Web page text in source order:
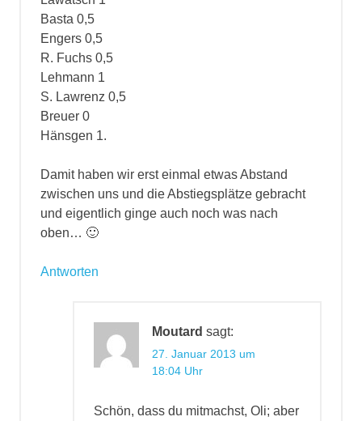
Basta 0,5
Engers 0,5
R. Fuchs 0,5
Lehmann 1
S. Lawrenz 0,5
Breuer 0
Hänsgen 1.
Damit haben wir erst einmal etwas Abstand
zwischen uns und die Abstiegsplätze gebracht
und eigentlich ginge auch noch was nach
oben… 🙂
Antworten
Moutard sagt:
27. Januar 2013 um
18:04 Uhr
Schön, dass du mitmachst, Oli; aber